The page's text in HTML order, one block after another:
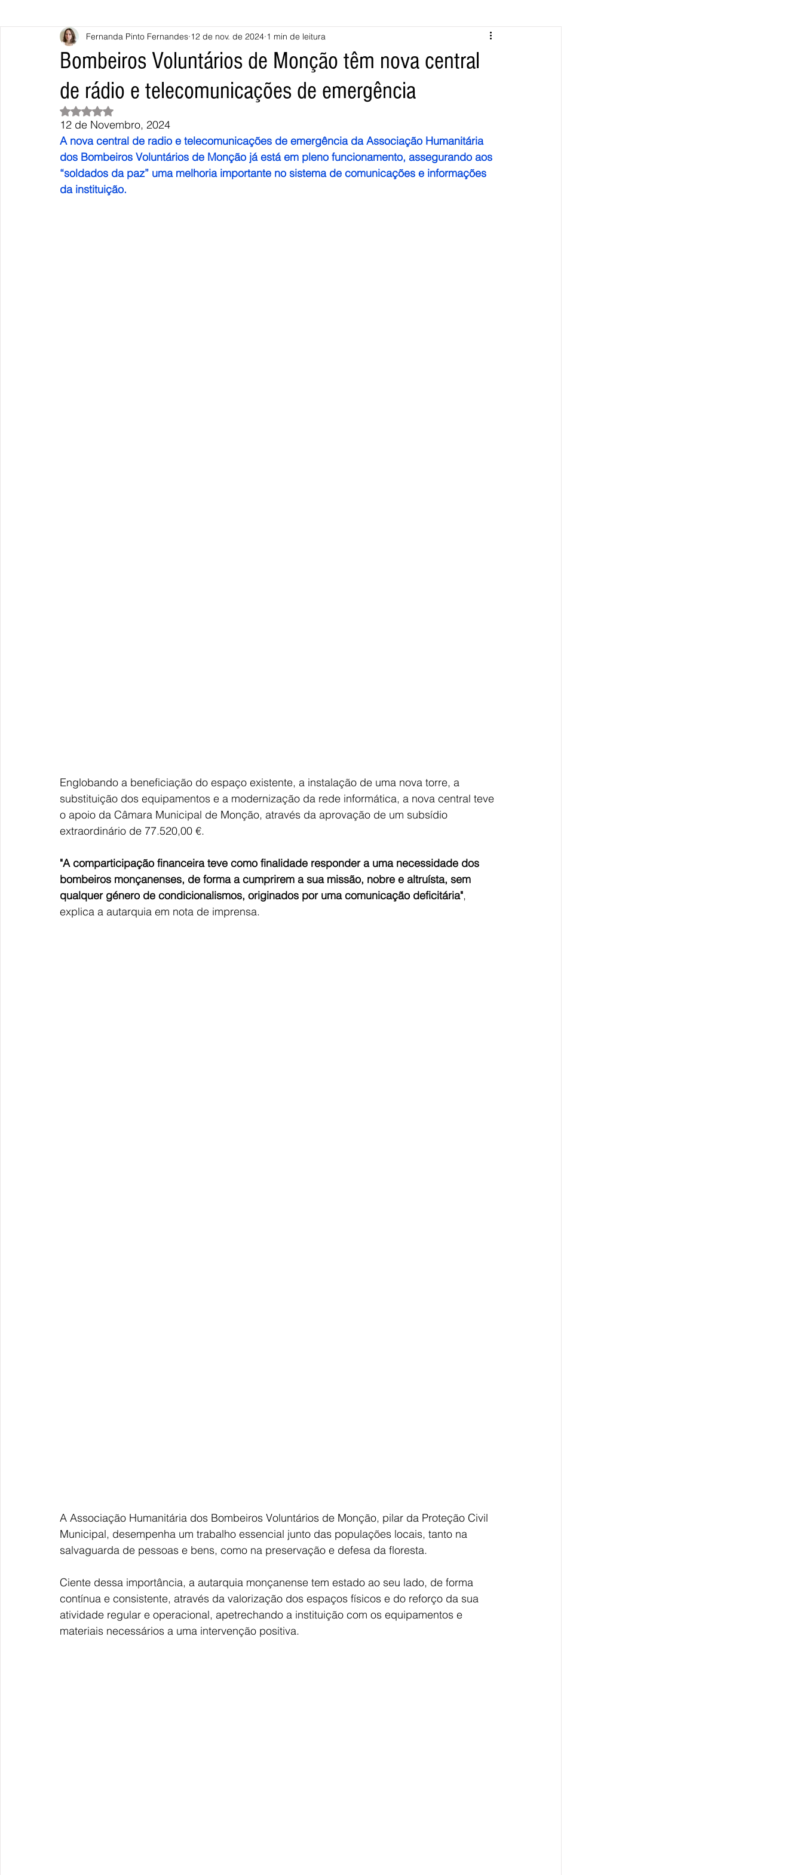
Vila Nova de Cerveira Monção Valença Melgaço
Terras de Bouro Póvoa de Lanhoso Vieira do Minho Vila Verde Braga Barcelos
Bombeiros Voluntários de Monção têm nova central
de rádio e telecomunicações de emergência
Fernanda Pinto Fernandes 12 de nov. de 2024 1 min de leitura
Avaliado com NaN de 5 estrelas.
12 de Novembro, 2024
A nova central de radio e telecomunicações de emergência da Associação Humanitária
dos Bombeiros Voluntários de Monção já está em pleno funcionamento, assegurando aos
“soldados da paz” uma melhoria importante no sistema de comunicações e informações
da instituição.
Englobando a beneficiação do espaço existente, a instalação de uma nova torre, a
substituição dos equipamentos e a modernização da rede informática, a nova central teve
o apoio da Câmara Municipal de Monção, através da aprovação de um subsídio
extraordinário de 77.520,00 €.
"A comparticipação financeira teve como finalidade responder a uma necessidade dos
bombeiros monçanenses, de forma a cumprirem a sua missão, nobre e altruísta, sem
qualquer género de condicionalismos, originados por uma comunicação deficitária",
explica a autarquia em nota de imprensa.
A Associação Humanitária dos Bombeiros Voluntários de Monção, pilar da Proteção Civil
Municipal, desempenha um trabalho essencial junto das populações locais, tanto na
salvaguarda de pessoas e bens, como na preservação e defesa da floresta.
Ciente dessa importância, a autarquia monçanense tem estado ao seu lado, de forma
contínua e consistente, através da valorização dos espaços físicos e do reforço da sua
atividade regular e operacional, apetrechando a instituição com os equipamentos e
materiais necessários a uma intervenção positiva.